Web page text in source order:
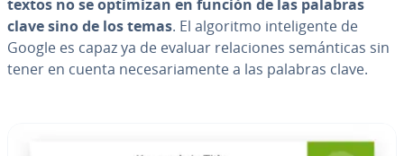
textos no se optimizan en función de las palabras
clave sino de los temas. El algoritmo in­te­li­ge­n­te de
Google es capaz ya de evaluar re­la­cio­nes se­má­n­ti­cas sin
tener en cuenta ne­ce­sa­ria­me­n­te a las palabras clave.